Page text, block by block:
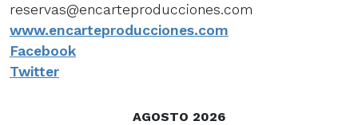
reservas@encarteproducciones.com
www.encarteproducciones.com
Facebook
Twitter
AGOSTO 2026